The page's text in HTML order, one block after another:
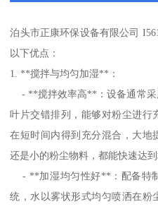
泊头市正康环保设备有限公司
以下优点：
1. **搅拌与均匀加湿**：
- **搅拌效率高**：设备通常采
叶片交错排列，能够对粉尘进行
在短时间内得到充分混合，大地
还是小的粉尘物料，都能快速达到
- **加湿均匀性好**：配备特
统，水以雾状形式均匀喷洒在粉